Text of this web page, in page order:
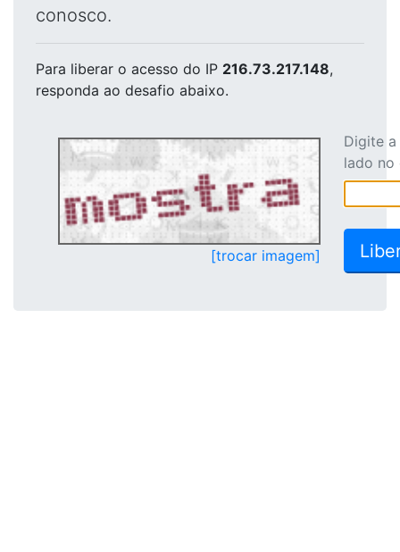
conosco.
Para liberar o acesso do IP 216.73.217.148,
responda ao desafio abaixo.
[trocar imagem]
Digite
lado no